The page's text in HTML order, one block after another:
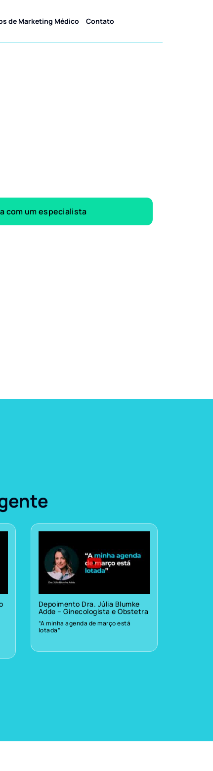
de Marketing Médico Contato
com um especialista
Depoimento Dra. Júlia Blumke
Adde – Ginecologista e Obstetra
“A minha agenda de março está
lotada”